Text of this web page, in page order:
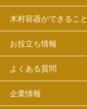
木村容器ができること
お役立ち情報
よくある質問
企業情報